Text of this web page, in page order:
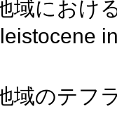
域におけ
域のテフ